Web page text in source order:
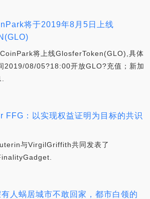
将于2019年8月5日上线
将上线GlosferToken(GLO),具体
2019/08/05?18:00开放GLO?充值；新加
FFG：以实现权益证明为目标的共识
与VirgilGriffith共同发表了
人蜗居城市不敢回家，都市白领的